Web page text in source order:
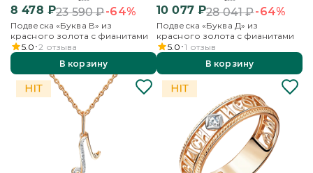
8 478 ₽23 590₽-64%
Подвеска «Буква В» из
красного золота с фианитами
5.0 2 отзыва
В корзину
10 077₽28 041₽-64%
Подвеска «Буква Д» из
красного золота с фианитами
5.0 1 отзыв
В корзину